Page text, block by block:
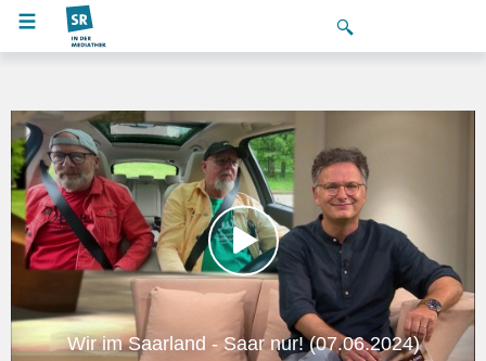
Wir im Saarland - Saar nur! (07.06.2024)